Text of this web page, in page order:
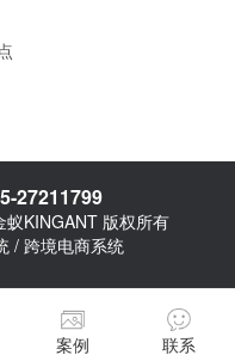
27211799
KINGANT 版权所有
/ 跨境电商系统
案例 联系